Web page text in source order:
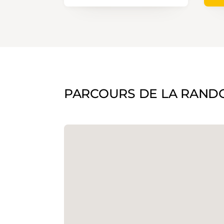
PARCOURS DE LA